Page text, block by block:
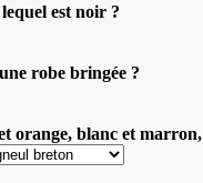
est noir ?
robe bringée ?
orange, blanc et marron,